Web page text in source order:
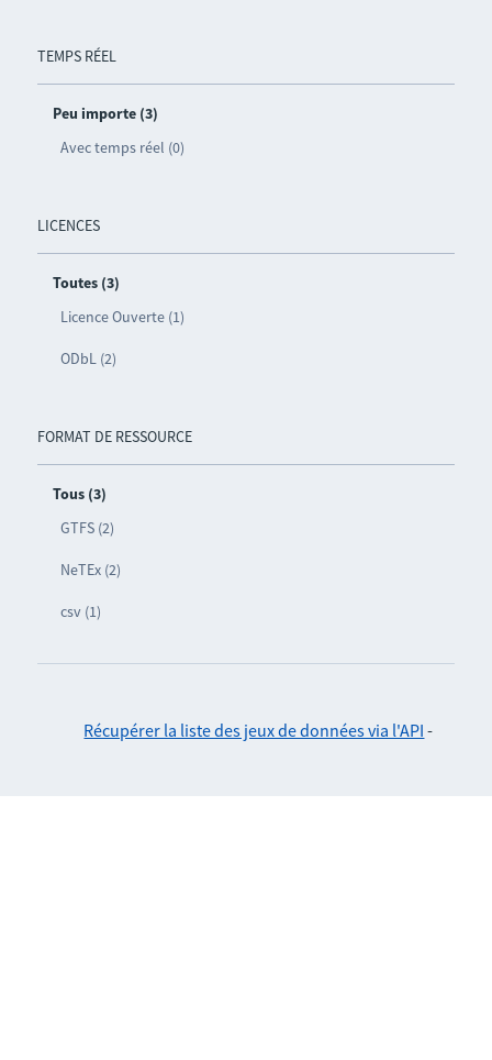
TEMPS RÉEL
Peu importe (3)
Avec temps réel (0)
LICENCES
Toutes (3)
Licence Ouverte (1)
ODbL (2)
FORMAT DE RESSOURCE
Tous (3)
GTFS (2)
NeTEx (2)
csv (1)
Récupérer la liste des jeux de données via l'API -